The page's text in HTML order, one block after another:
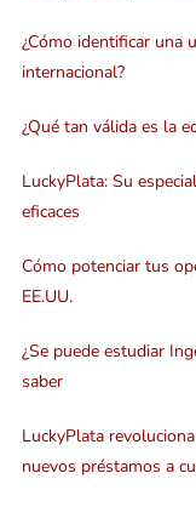
¿Cómo identificar una
internacional?
¿Qué tan válida es la
LuckyPlata: Su
eficaces
Cómo potenciar tus
EE.UU.
¿Se puede estudiar
saber
LuckyPlata
nuevos préstamos a